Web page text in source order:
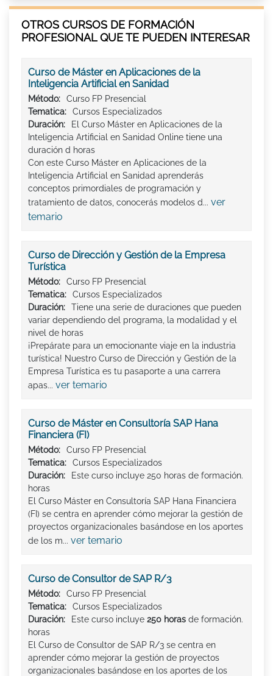
OTROS CURSOS DE FORMACIÓN
PROFESIONAL QUE TE PUEDEN INTERESAR
Curso de Máster en Aplicaciones de la
Inteligencia Artificial en Sanidad
Método:
Curso FP Presencial
Tematica:
Cursos Especializados
Duración:
El Curso Máster en Aplicaciones de la
Inteligencia Artificial en Sanidad Online tiene una
duración d horas
Con este Curso Máster en Aplicaciones de la
Inteligencia Artificial en Sanidad aprenderás
conceptos primordiales de programación y
tratamiento de datos, conocerás modelos d... ver
temario
Curso de Dirección y Gestión de la Empresa
Turística
Método:
Curso FP Presencial
Tematica:
Cursos Especializados
Duración:
Tiene una serie de duraciones que pueden
variar dependiendo del programa, la modalidad y el
nivel de horas
¡Prepárate para un emocionante viaje en la industria
turística! Nuestro Curso de Dirección y Gestión de la
Empresa Turística es tu pasaporte a una carrera
apas... ver temario
Curso de Máster en Consultoría SAP Hana
Financiera (FI)
Método:
Curso FP Presencial
Tematica:
Cursos Especializados
Duración:
Este curso incluye 250 horas de formación.
horas
El Curso Máster en Consultoría SAP Hana Financiera
(FI) se centra en aprender cómo mejorar la gestión de
proyectos organizacionales basándose en los aportes
de los m... ver temario
Curso de Consultor de SAP R/3
Método:
Curso FP Presencial
Tematica:
Cursos Especializados
Duración:
Este curso incluye 250 horas de formación.
horas
El Curso de Consultor de SAP R/3 se centra en
aprender cómo mejorar la gestión de proyectos
organizacionales basándose en los aportes de los